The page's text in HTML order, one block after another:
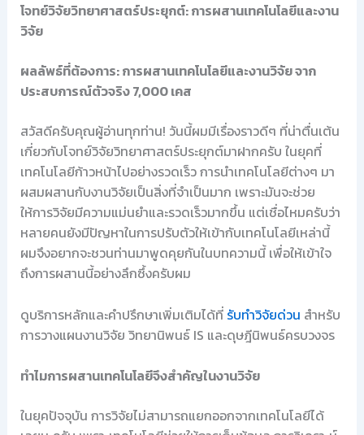
โจทย์วิจัยวิทยาศาสตร์ประยุกต์: การผสานเทคโนโลยีและงาน
วิจัย
ผลลัพธ์ที่ต้องการ: การผสานเทคโนโลยีและงานวิจัย จาก
ประสบการณ์ตัวจริง 7,000 เคส
สวัสดีครับคุณผู้อ่านทุกท่าน! วันนี้ผมมีเรื่องราวดีๆ ที่น่าตื่นเต้น
เกี่ยวกับโจทย์วิจัยวิทยาศาสตร์ประยุกต์มาฝากครับ ในยุคที่
เทคโนโลยีก้าวหน้าไปอย่างรวดเร็ว การนำเทคโนโลยีต่างๆ มา
ผสมผสานกับงานวิจัยเป็นสิ่งที่จำเป็นมาก เพราะมันจะช่วย
ให้การวิจัยมีความแม่นยำและรวดเร็วมากขึ้น แต่เชื่อไหมครับว่า
หลายคนยังมีปัญหาในการปรับตัวให้เข้ากับเทคโนโลยีเหล่านี้
ผมจึงอยากจะชวนท่านมาพูดคุยกันในบทความนี้ เพื่อให้เข้าใจ
ถึงการผสานนี้อย่างลึกซึ้งครับผม
ดูบริการหลักและคำปรึกษาเพิ่มเติมได้ที่ รับทำวิจัยด่วน สำหรับ
การวางแผนงานวิจัย วิทยานิพนธ์ IS และดุษฎีนิพนธ์ครบวงจร
ทำไมการผสานเทคโนโลยีจึงสำคัญในงานวิจัย
ในยุคปัจจุบัน การวิจัยไม่สามารถแยกออกจากเทคโนโลยีได้